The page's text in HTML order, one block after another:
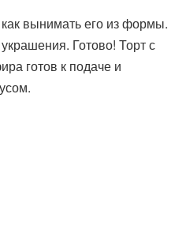
вынимать его из формы.
Готово! Торт с
готов к подаче и